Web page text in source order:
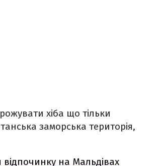
хіба що тільки
заморська територія,
на Мальдівах